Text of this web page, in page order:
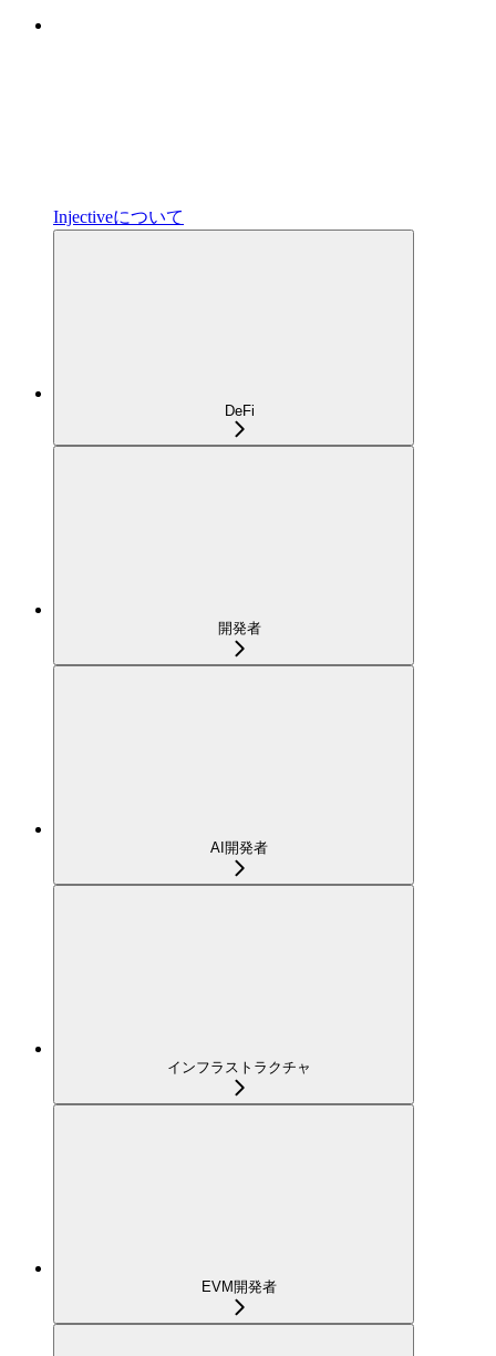
Injectiveについて
DeFi
開発者
AI開発者
インフラストラクチャ
EVM開発者